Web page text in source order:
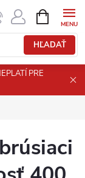
HĽADAŤ
KOŠÍK
PRE